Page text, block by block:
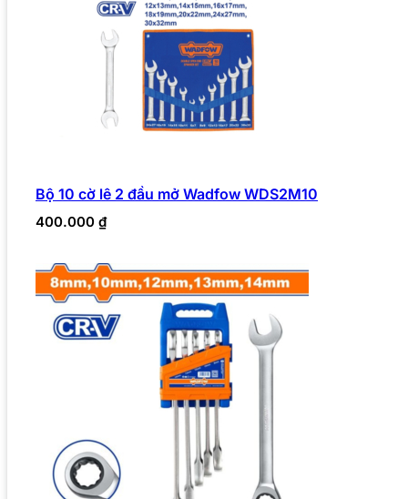
Bộ 10 cờ lê 2 đầu mở Wadfow WDS2M10
400.000 ₫